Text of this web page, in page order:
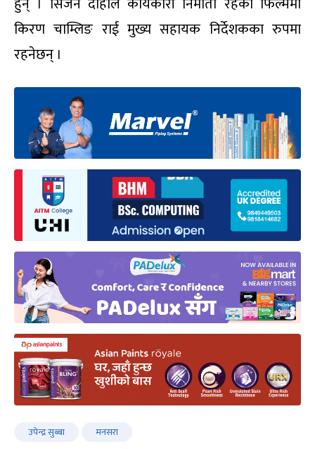
किरण चाम्लिङ राई मुख्य सहायक निर्देशकका रुपमा
रहनेछन् ।
उपेन्द्र सुब्बा मनसरा